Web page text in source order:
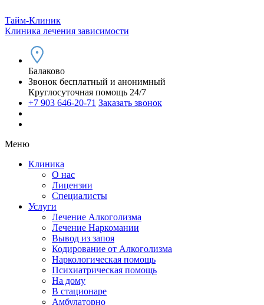
Тайм-Клиник
Клиника лечения зависимости
Балаково
Звонок бесплатный и анонимный
Круглосуточная помощь 24/7
+7 903 646-20-71 Заказать звонок
Меню
Клиника
О нас
Лицензии
Специалисты
Услуги
Лечение Алкоголизма
Лечение Наркомании
Вывод из запоя
Кодирование от Алкоголизма
Наркологическая помощь
Психиатрическая помощь
На дому
В стационаре
Амбулаторно